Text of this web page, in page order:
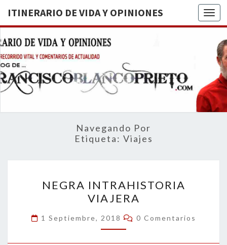
ITINERARIO DE VIDA Y OPINIONES
DE
BREVE
RECORRIDO
VITAL Y
ACTUALIDAD
Navegando Por
Etiqueta: Viajes
INTRAHISTORIA
VIAJERA
NEGRA INTRAHISTORIA
VIAJERA
1 Septiembre, 2018 Comentarios
0 Comentarios